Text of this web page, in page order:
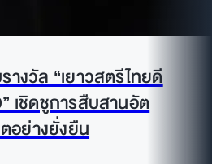
างวัล “เยาวสตรีไทยดี
เชิดชูการสืบสานอัต
อย่างยั่งยืน